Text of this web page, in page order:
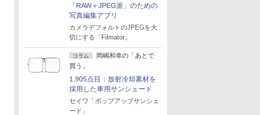
「RAW＋JPEG派」のための
写真編集アプリ
カメラデフォルトのJPEGを大
切にする「Filmator」
コラム
岡嶋和幸の「あとで
買う」
1,905点目：放射冷却素材を
採用した車用サンシェード
セイワ「ポップアップサンシェ
ード」